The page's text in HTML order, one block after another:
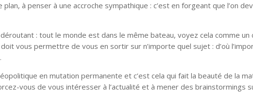
à penser à une accroche sympathique : c’est en forgeant que l’on
: tout le monde est dans le même bateau, voyez cela comme un
vous permettre de vous en sortir sur n’importe quel sujet : d’où
en mutation permanente et c’est cela qui fait la beauté de la
vous de vous intéresser à l’actualité et à mener des brainstormings